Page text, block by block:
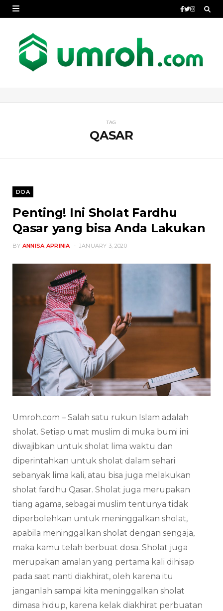
TAG
QASAR
DOA
Penting! Ini Sholat Fardhu
Qasar yang bisa Anda Lakukan
BY ANNISA APRINIA JANUARY 3, 2020
Umroh.com – Salah satu rukun Islam adalah
sholat. Setiap umat muslim di muka bumi ini
diwajibkan untuk sholat lima waktu dan
diperintahkan untuk sholat dalam sehari
sebanyak lima kali, atau bisa juga melakukan
sholat fardhu Qasar. Sholat juga merupakan
tiang agama, sebagai muslim tentunya tidak
diperbolehkan untuk meninggalkan sholat,
apabila meninggalkan sholat dengan sengaja,
maka kamu telah berbuat dosa. Sholat juga
merupakan amalan yang pertama kali dihisap
pada saat nanti diakhirat, oleh karena itu
janganlah sampai kita meninggalkan sholat
dimasa hidup, karena kelak diakhirat perbuatan